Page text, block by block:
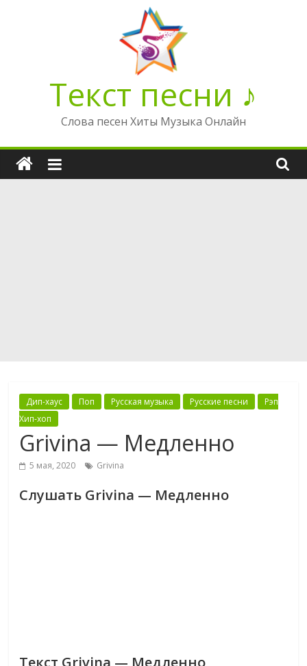
Текст песни ♪
Слова песен Хиты Музыка Онлайн
Дип-хаус Поп Русская музыка Русские песни
Рэп
Хип-хоп
Grivina — Медленно
5 мая, 2020 Grivina
Слушать Grivina — Медленно
Текст Grivina — Медленно